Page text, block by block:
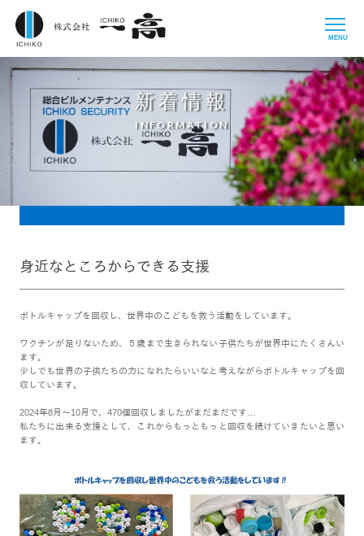
MENU
新着情報
INFORMATION
身近なところからできる支援
ボトルキャップを回収し、世界中のこどもを救う活動をしています。
ワクチンが足りないため、５歳まで生きられない子供たちが世界中にたくさんい
ます。
少しでも世界の子供たちの力になれたらいいなと考えながらボトルキャップを回
収しています。
2024年8月～10月で、470個回収しましたがまだまだです…
私たちに出来る支援として、これからもっともっと回収を続けていきたいと思い
ます。